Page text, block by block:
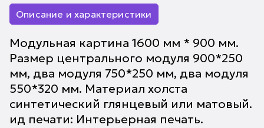
Описание и характеристики
Модульная картина 1600 мм * 900 мм.
Размер центрального модуля 900*250
мм, два модуля 750*250 мм, два модуля
550*320 мм. Материал холста
синтетический глянцевый или матовый.
ид печати: Интерьерная печать.